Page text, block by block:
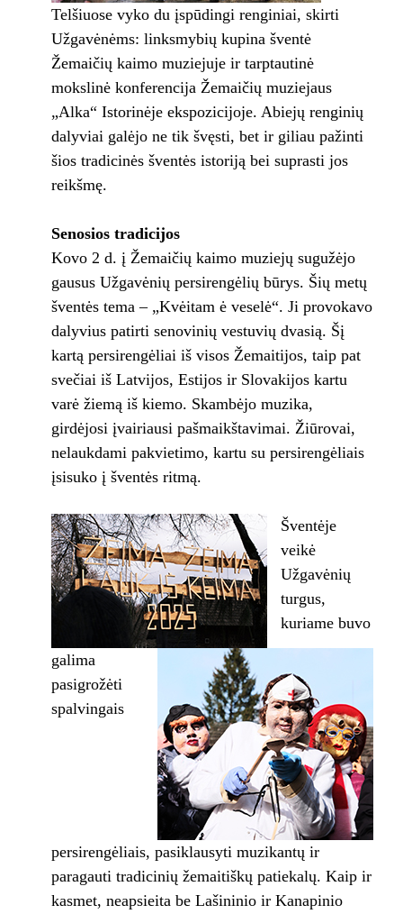
Telšiuose vyko du įspūdingi renginiai, skirti
Užgavėnėms: linksmybių kupina šventė
Žemaičių kaimo muziejuje ir tarptautinė
mokslinė konferencija Žemaičių muziejaus
„Alka“ Istorinėje ekspozicijoje. Abiejų renginių
dalyviai galėjo ne tik švęsti, bet ir giliau pažinti
šios tradicinės šventės istoriją bei suprasti jos
reikšmę.
Senosios tradicijos
Kovo 2 d. į Žemaičių kaimo muziejų sugužėjo
gausus Užgavėnių persirengėlių būrys. Šių metų
šventės tema – „Kvėitam ė veselė“. Ji provokavo
dalyvius patirti senovinių vestuvių dvasią. Šį
kartą persirengėliai iš visos Žemaitijos, taip pat
svečiai iš Latvijos, Estijos ir Slovakijos kartu
varė žiemą iš kiemo. Skambėjo muzika,
girdėjosi įvairiausi pašmaikštavimai. Žiūrovai,
nelaukdami pakvietimo, kartu su persirengėliais
įsisuko į šventės ritmą.
Šventėje
veikė
Užgavėnių
turgus,
kuriame buvo
galima
pasigrožėti
spalvingais
persirengėliais, pasiklausyti muzikantų ir
paragauti tradicinių žemaitiškų patiekalų. Kaip ir
kasmet, neapsieita be Lašininio ir Kanapinio